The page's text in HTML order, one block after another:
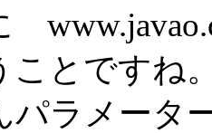
ことですね
パラメータ